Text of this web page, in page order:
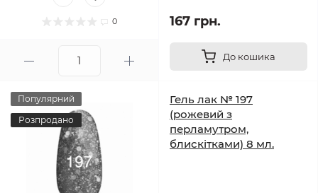
0 167 грн.
До кошика
Популярний
Розпродано
Гель лак № 197
(рожевий з
перламутром,
блискітками) 8 мл.